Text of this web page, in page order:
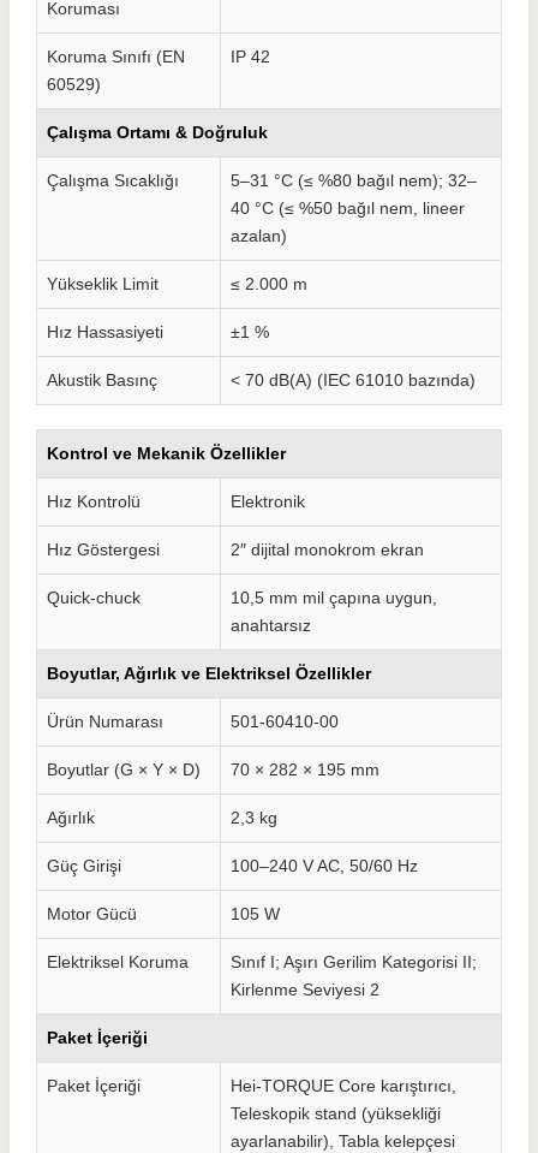
Koruması
Koruma Sınıfı (EN
60529)
IP 42
Çalışma Ortamı & Doğruluk
Çalışma Sıcaklığı
5–31 °C (≤ %80 bağıl nem); 32–
40 °C (≤ %50 bağıl nem, lineer
azalan)
Yükseklik Limit ≤ 2.000 m
Hız Hassasiyeti ±1 %
Akustik Basınç < 70 dB(A) (IEC 61010 bazında)
Kontrol ve Mekanik Özellikler
Hız Kontrolü Elektronik
Hız Göstergesi 2″ dijital monokrom ekran
Quick-chuck
10,5 mm mil çapına uygun,
anahtarsız
Boyutlar, Ağırlık ve Elektriksel Özellikler
Ürün Numarası 501-60410-00
Boyutlar (G × Y × D) 70 × 282 × 195 mm
Ağırlık 2,3 kg
Güç Girişi 100–240 V AC, 50/60 Hz
Motor Gücü 105 W
Elektriksel Koruma
Sınıf I; Aşırı Gerilim Kategorisi II;
Kirlenme Seviyesi 2
Paket İçeriği
Paket İçeriği
Hei-TORQUE Core karıştırıcı,
Teleskopik stand (yüksekliği
ayarlanabilir), Tabla kelepçesi